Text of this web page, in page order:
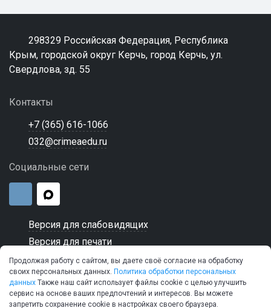
298329 Российская Федерация, Республика
Крым, городской округ Керчь, город Керчь, ул.
Свердлова, зд. 55
Контакты
+7 (365) 616-1066
032@crimeaedu.ru
Социальные сети
Версия для слабовидящих
Версия для печати
© 2026 ГБПОУ РК "Керченский морской технический
Продолжая работу с сайтом, вы даете своё согласие на обработку
своих персональных данных. Политика обработки персональных
данных Также наш сайт использует файлы cookie с целью улучшить
сервис на основе ваших предпочтений и интересов. Вы можете
запретить сохранение cookie в настройках своего браузера.